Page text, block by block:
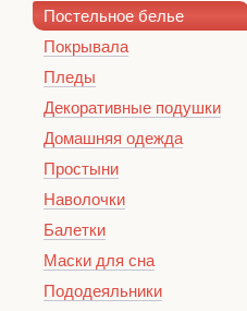
Постельное белье
Покрывала
Пледы
Декоративные подушки
Домашняя одежда
Простыни
Наволочки
Балетки
Маски для сна
Пододеяльники